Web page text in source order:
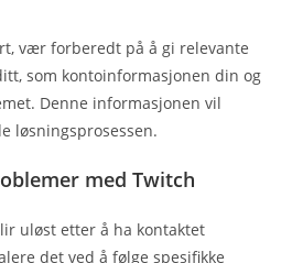
vær forberedt på å gi relevante
som kontoinformasjonen din og
Denne informasjonen vil
løsningsprosessen.
med Twitch
uløst etter å ha kontaktet
det ved å følge spesifikke